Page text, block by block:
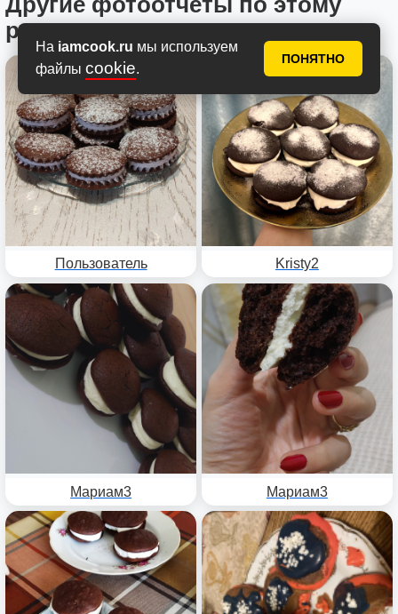
На iamcook.ru мы используем
файлы cookie.
ПОНЯТНО
рецепту
Пользователь Kristy2
Мариам3 Мариам3